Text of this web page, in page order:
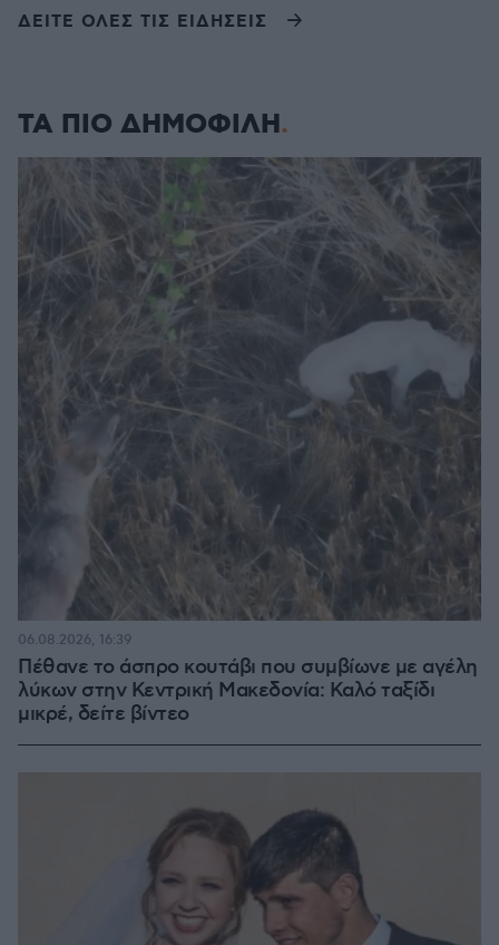
ΔΕΙΤΕ ΟΛΕΣ ΤΙΣ ΕΙΔΗΣΕΙΣ
ΤΑ ΠΙΟ ΔΗΜΟΦΙΛΗ
Πέθανε το άσπρο κουτάβι που συμβίωνε με αγέλη
λύκων στην Κεντρική Μακεδονία: Καλό ταξίδι
μικρέ, δείτε βίντεο
06.08.2026, 16:39